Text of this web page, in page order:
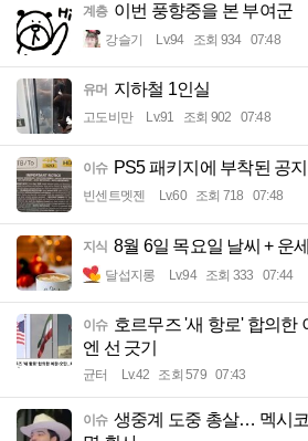
계층 이번 풍향중을 본 부여군
강슬기 Lv.94 조회 934 07:48
유머 지하철 1인실
고도비만 Lv.91 조회 902 07:48
이슈 PS5 패키지에 부착된 공
빈센트멧젠 Lv.60 조회 718 07:48
지식 8월 6일 목요일 날씨 + 운세
달섭지롱 Lv.94 조회 333 07:44
이슈 호르무즈 '새 항로' 합의한
엔 선 긋기
균터 Lv.42 조회 579 07:43
이슈 생중계 도중 총살… 멕시코